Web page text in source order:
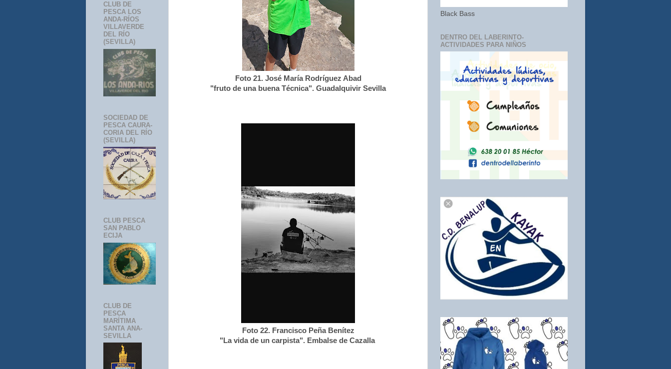
Foto 21. José María Rodríguez Abad
"fruto de una buena Técnica". Guadalquivir Sevilla
Foto 22. Francisco Peña Benítez
"La vida de un carpista". Embalse de Cazalla
CLUB DE
PESCA LOS
ANDA-RÍOS
VILLAVERDE
DEL RÍO
(SEVILLA)
SOCIEDAD DE
PESCA CAURA-
CORIA DEL RÍO
(SEVILLA)
CLUB PESCA
SAN PABLO
ECIJA
CLUB DE
PESCA
MARÍTIMA
SANTA ANA-
SEVILLA
Black Bass
DENTRO DEL LABERINTO-
ACTIVIDADES PARA NIÑOS